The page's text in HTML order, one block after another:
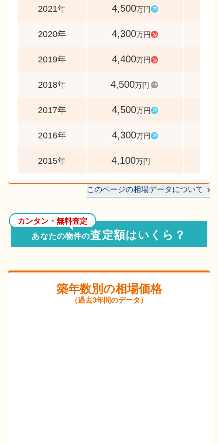
2021年 4,500万円
2020年 4,300万円
2019年 4,400万円
2018年 4,500万円
2017年 4,500万円
2016年 4,300万円
2015年 4,100万円
このページの相場データについて
カンタン・無料査定
あなたの物件の査定額はいくら？
築年数別の相場価格
（過去3年間のデータ）